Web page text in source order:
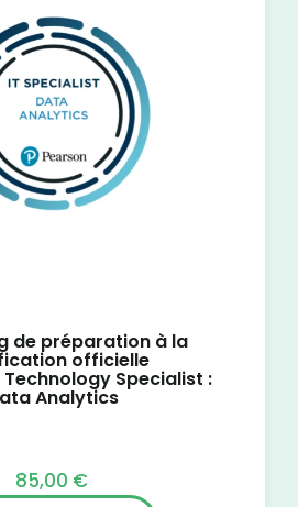
de préparation à la
officielle
Specialist :
Analytics
85,00 €